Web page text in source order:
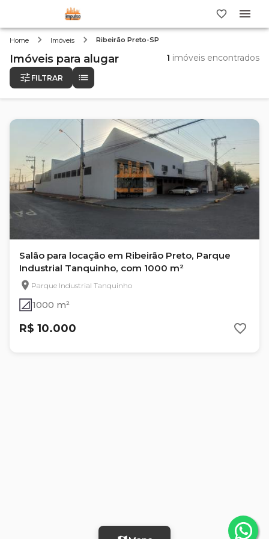
Home Imóveis Ribeirão Preto-SP
Imóveis para alugar 1 imóveis encontrados
FILTRAR
Salão para locação em Ribeirão Preto, Parque
Industrial Tanquinho, com 1000 m²
Parque Industrial Tanquinho
1000 m²
R$ 10.000